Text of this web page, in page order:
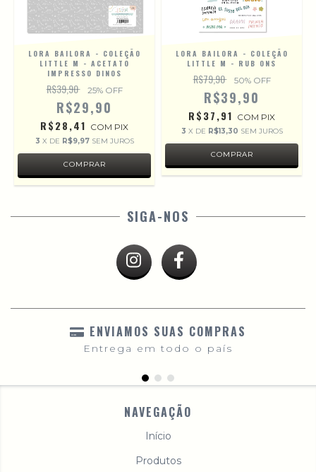
LORA BAILORA - COLEÇÃO
LITTLE M - ACETATO
IMPRESSO DINOS
R$39,90 25% OFF
R$29,90
R$28,41 COM PIX
3 X DE R$9,97 SEM JUROS
LORA BAILORA - COLEÇÃO
LITTLE M - RUB ONS
R$79,90 50% OFF
R$39,90
R$37,91 COM PIX
3 X DE R$13,30 SEM JUROS
SIGA-NOS
ENVIAMOS SUAS COMPRAS
Entrega em todo o país
NAVEGAÇÃO
Início
Produtos